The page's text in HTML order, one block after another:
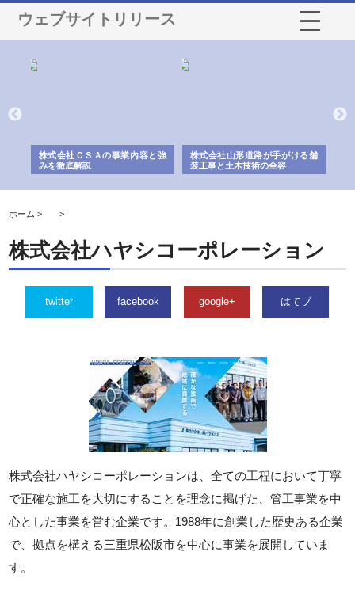
ウェブサイトリリース
株式会社ＣＳＡの事業内容と強
みを徹底解説
株式会社山形道路が手がける舗
装工事と土木技術の全容
ホーム > >
株式会社ハヤシコーポレーション
twitter facebook google+ はてブ
株式会社ハヤシコーポレーションは、全ての工程において丁寧
で正確な施工を大切にすることを理念に掲げた、管工事業を中
心とした事業を営む企業です。1988年に創業した歴史ある企業
で、拠点を構える三重県松阪市を中心に事業を展開していま
す。